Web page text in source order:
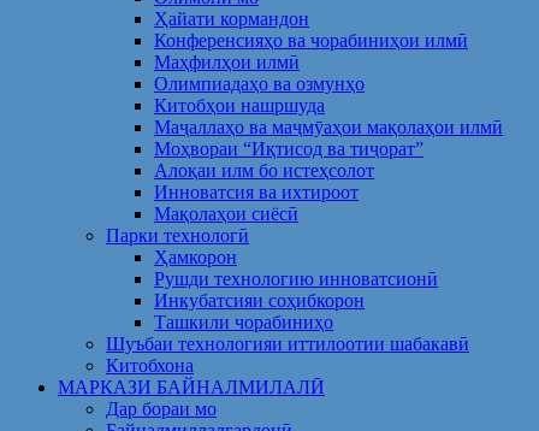
Ҳайати кормандон
Конференсияҳо ва чорабиниҳои илмӣ
Маҳфилҳои илмӣ
Олимпиадаҳо ва озмунҳо
Китобҳои нашршуда
Маҷаллаҳо ва маҷмӯаҳои мақолаҳои илмӣ
Моҳвораи “Иқтисод ва тиҷорат”
Алоқаи илм бо истеҳсолот
Инноватсия ва ихтироот
Мақолаҳои сиёсӣ
Парки технологӣ
Ҳамкорон
Рушди технологию инноватсионӣ
Инкубатсияи соҳибкорон
Ташкили чорабиниҳо
Шуъбаи технологияи иттилоотии шабакавӣ
Китобхона
МАРКАЗИ БАЙНАЛМИЛАЛӢ
Дар бораи мо